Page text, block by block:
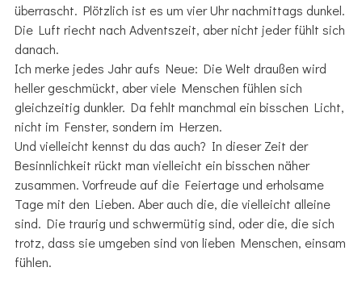
überrascht. Plötzlich ist es um vier Uhr nachmittags dunkel.
Die Luft riecht nach Adventszeit, aber nicht jeder fühlt sich
danach.
Ich merke jedes Jahr aufs Neue: Die Welt draußen wird
heller geschmückt, aber viele Menschen fühlen sich
gleichzeitig dunkler. Da fehlt manchmal ein bisschen Licht,
nicht im Fenster, sondern im Herzen.
Und vielleicht kennst du das auch? In dieser Zeit der
Besinnlichkeit rückt man vielleicht ein bisschen näher
zusammen. Vorfreude auf die Feiertage und erholsame
Tage mit den Lieben. Aber auch die, die vielleicht alleine
sind. Die traurig und schwermütig sind, oder die, die sich
trotz, dass sie umgeben sind von lieben Menschen, einsam
fühlen.